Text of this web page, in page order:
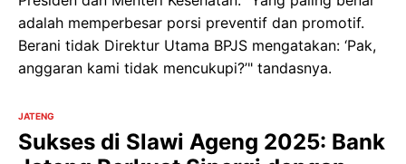
adalah memperbesar porsi preventif dan promotif.
Berani tidak Direktur Utama BPJS mengatakan: ‘Pak,
anggaran kami tidak mencukupi?’" tandasnya.
JATENG
Sukses di Slawi Ageng 2025: Bank